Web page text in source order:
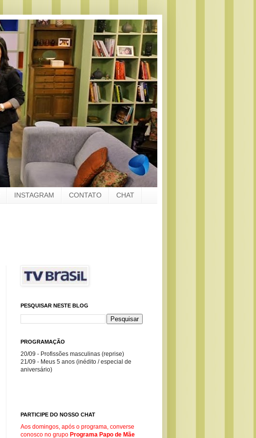
INSTAGRAM CONTATO CHAT
PESQUISAR NESTE BLOG
PROGRAMAÇÃO
20/09 - Profissões masculinas (reprise)
21/09 - Meus 5 anos (inédito / especial de
aniversário)
PARTICIPE DO NOSSO CHAT
Aos domingos, após o programa, converse
conosco no grupo Programa Papo de Mãe